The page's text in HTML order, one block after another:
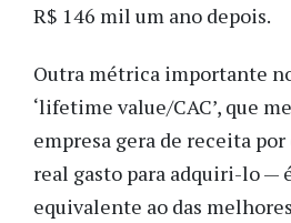
R$ 146 mil um ano depois.
Outra métrica importante
‘lifetime value/CAC’, que
empresa gera de receita
real gasto para adquiri-lo —
equivalente ao das